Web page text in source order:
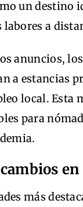
un destino
labores a
anuncios,
a estancias
local. Esta
para
más